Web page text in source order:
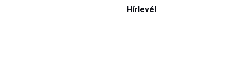
Hírlevél